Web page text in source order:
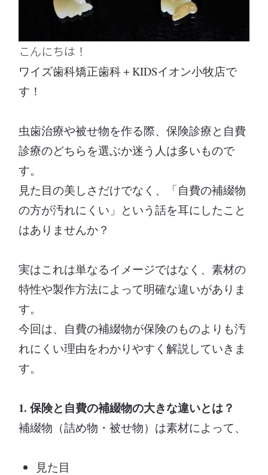
こんにちは！
ワイズ歯科矯正歯科＋KIDSイオン小牧店で
す！
虫歯治療や被せ物を作る際、保険診療と自費
診療のどちらを選ぶか迷う人は多いもので
す。
見た目の美しさだけでなく、「自費の補綴物
の方が汚れにくい」という話を耳にしたこと
はありませんか？
実はこれは単なるイメージではなく、素材の
特性や製作方法によって明確な違いがありま
す。
今回は、自費の補綴物が保険のものよりも汚
れにくい理由をわかりやすく解説していきま
す。
1. 保険と自費の補綴物の大きな違いとは？
補綴物（詰め物・被せ物）は素材によって、
見た目